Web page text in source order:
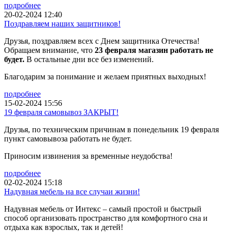
подробнее
20-02-2024 12:40
Поздравляем наших защитников!
Друзья, поздравляем всех с Днем защитника Отечества!
Обращаем внимание, что 23 февраля магазин работать не
будет. В остальные дни все без изменений.
Благодарим за понимание и желаем приятных выходных!
подробнее
15-02-2024 15:56
19 февраля самовывоз ЗАКРЫТ!
Друзья, по техническим причинам в понедельник 19 февраля
пункт самовывоза работать не будет.
Приносим извинения за временные неудобства!
подробнее
02-02-2024 15:18
Надувная мебель на все случаи жизни!
Надувная мебель от Интекс – самый простой и быстрый
способ организовать пространство для комфортного сна и
отдыха как взрослых, так и детей!